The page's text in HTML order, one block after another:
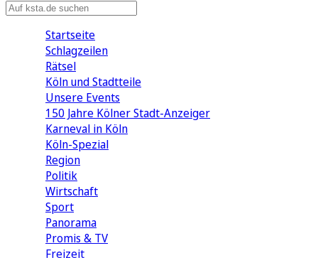
Startseite
Schlagzeilen
Rätsel
Köln und Stadtteile
Unsere Events
150 Jahre Kölner Stadt-Anzeiger
Karneval in Köln
Köln-Spezial
Region
Politik
Wirtschaft
Sport
Panorama
Promis & TV
Freizeit